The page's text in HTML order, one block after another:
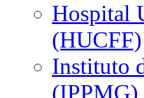
Hospital
(HUCFF)
Instituto
(IPPMG)